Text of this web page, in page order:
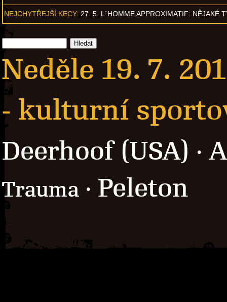
NEJCHYTŘEJŠÍ KECY: 27. 5. L´HOMME APPROXIMATIF: NĚJAKÉ
Neděle 19. 7.
- kulturní
Deerhoof (USA) ·
Trauma · Peleton